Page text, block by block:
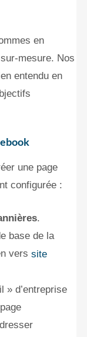
en
mesure. Nos
entendu en
une page
configurée :
.
base de la
verssite
» d’entreprise